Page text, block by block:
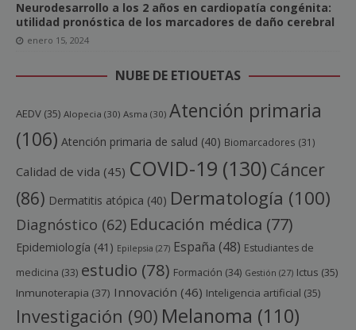
Neurodesarrollo a los 2 años en cardiopatía congénita:
utilidad pronóstica de los marcadores de daño cerebral
enero 15, 2024
NUBE DE ETIQUETAS
AEDV (35) Alopecia (30) Asma (30) Atención primaria
(106) Atención primaria de salud (40) Biomarcadores (31)
Calidad de vida (45) COVID-19 (130) Cáncer
(86) Dermatitis atópica (40) Dermatología (100)
Diagnóstico (62) Educación médica (77)
Epidemiología (41) Epilepsia (27) España (48) Estudiantes de
medicina (33) estudio (78) Formación (34) Gestión (27) Ictus (35)
Inmunoterapia (37) Innovación (46) Inteligencia artificial (35)
Investigación (90) Melanoma (110)